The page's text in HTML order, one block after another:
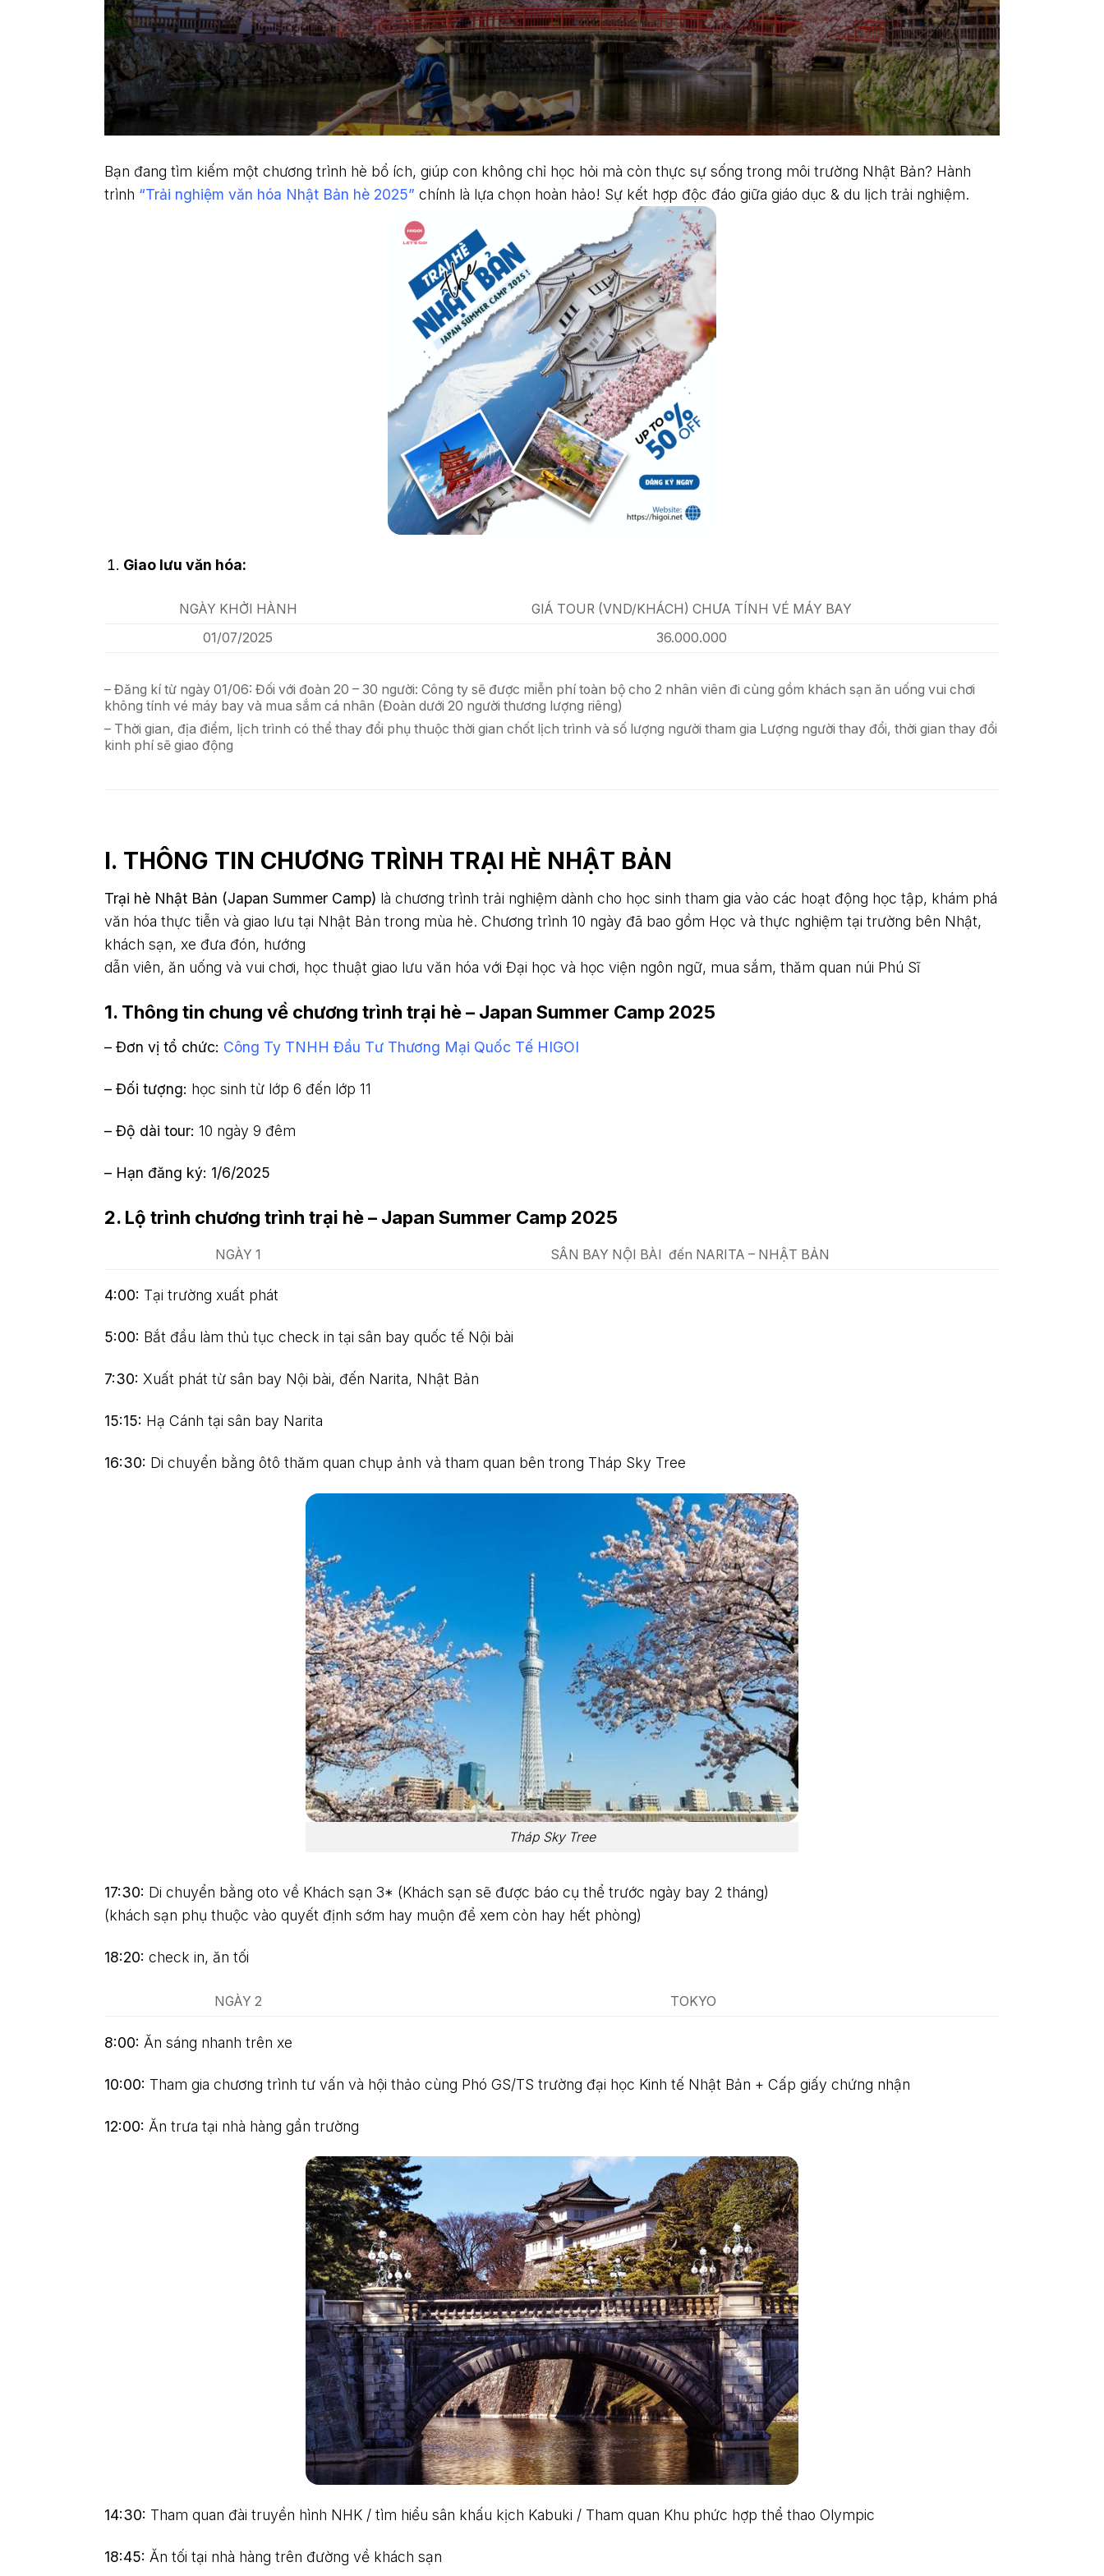
Bạn đang tìm kiếm một chương trình hè bổ ích, giúp con không chỉ học hỏi mà còn thực sự sống trong môi trường Nhật Bản? Hành
trình “Trải nghiệm văn hóa Nhật Bản hè 2025” chính là lựa chọn hoàn hảo! Sự kết hợp độc đáo giữa giáo dục & du lịch trải nghiệm.
Giao lưu văn hóa:
NGÀY KHỞI HÀNH
GIÁ TOUR (VND/KHÁCH) CHƯA TÍNH VÉ MÁY BAY
01/07/2025
36.000.000
– Đăng kí từ ngày 01/06: Đối với đoàn 20 – 30 người: Công ty sẽ được miễn phí toàn bộ cho 2 nhân viên đi cùng gồm khách sạn ăn uống vui chơi
không tính vé máy bay và mua sắm cá nhân (Đoàn dưới 20 người thương lượng riêng)
– Thời gian, địa điểm, lịch trình có thể thay đổi phụ thuộc thời gian chốt lịch trình và số lượng người tham gia Lượng người thay đổi, thời gian thay đổi
kinh phí sẽ giao động
I. THÔNG TIN CHƯƠNG TRÌNH TRẠI HÈ NHẬT BẢN
Trại hè Nhật Bản (Japan Summer Camp) là chương trình trải nghiệm dành cho học sinh tham gia vào các hoạt động học tập, khám phá
văn hóa thực tiễn và giao lưu tại Nhật Bản trong mùa hè. Chương trình 10 ngày đã bao gồm Học và thực nghiệm tại trường bên Nhật,
khách sạn, xe đưa đón, hướng
dẫn viên, ăn uống và vui chơi, học thuật giao lưu văn hóa với Đại học và học viện ngôn ngữ, mua sắm, thăm quan núi Phú Sĩ
1. Thông tin chung về chương trình trại hè – Japan Summer Camp 2025
– Đơn vị tổ chức: Công Ty TNHH Đầu Tư Thương Mại Quốc Tế HIGOI
– Đối tượng: học sinh từ lớp 6 đến lớp 11
– Độ dài tour: 10 ngày 9 đêm
– Hạn đăng ký: 1/6/2025
2. Lộ trình chương trình trại hè – Japan Summer Camp 2025
NGÀY 1 SÂN BAY NỘI BÀIđến NARITA – NHẬT BẢN
4:00: Tại trường xuất phát
5:00: Bắt đầu làm thủ tục check in tại sân bay quốc tế Nội bài
7:30: Xuất phát từ sân bay Nội bài, đến Narita, Nhật Bản
15:15: Hạ Cánh tại sân bay Narita
16:30: Di chuyển bằng ôtô thăm quan chụp ảnh và tham quan bên trong Tháp Sky Tree
Tháp Sky Tree
17:30: Di chuyển bằng oto về Khách sạn 3* (Khách sạn sẽ được báo cụ thể trước ngày bay 2 tháng)
(khách sạn phụ thuộc vào quyết định sớm hay muộn để xem còn hay hết phòng)
18:20: check in, ăn tối
NGÀY 2 TOKYO
8:00: Ăn sáng nhanh trên xe
10:00: Tham gia chương trình tư vấn và hội thảo cùng Phó GS/TS trường đại học Kinh tế Nhật Bản + Cấp giấy chứng nhận
12:00: Ăn trưa tại nhà hàng gần trường
14:30: Tham quan đài truyền hình NHK / tìm hiểu sân khấu kịch Kabuki / Tham quan Khu phức hợp thể thao Olympic
18:45: Ăn tối tại nhà hàng trên đường về khách sạn